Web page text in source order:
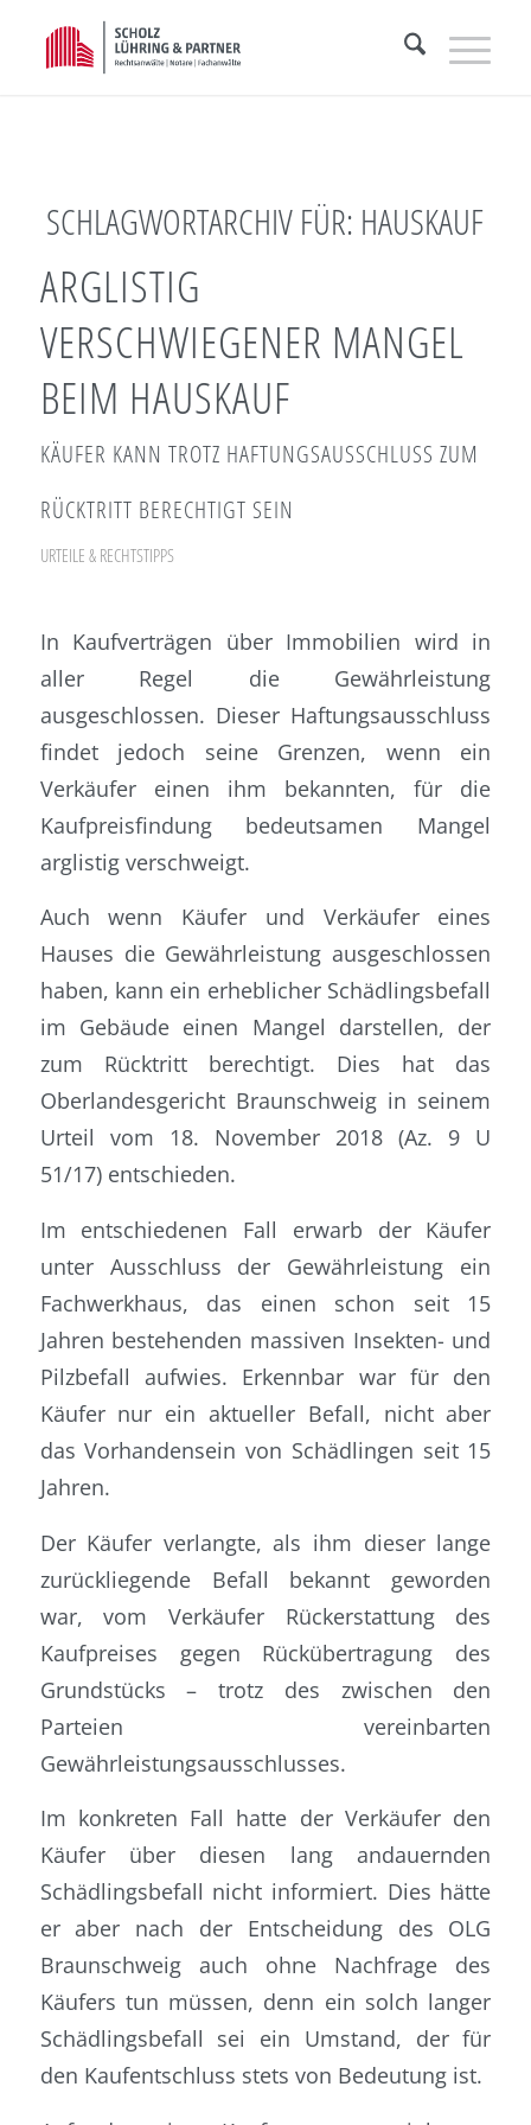
SCHLAGWORTARCHIV FÜR: HAUSKAUF
ARGLISTIG
VERSCHWIEGENER MANGEL
BEIM HAUSKAUF
KÄUFER KANN TROTZ HAFTUNGSAUSSCHLUSS ZUM
RÜCKTRITT BERECHTIGT SEIN
URTEILE & RECHTSTIPPS
In Kaufverträgen über Immobilien wird in
aller Regel die Gewährleistung
ausgeschlossen. Dieser Haftungsausschluss
findet jedoch seine Grenzen, wenn ein
Verkäufer einen ihm bekannten, für die
Kaufpreisfindung bedeutsamen Mangel
arglistig verschweigt.
Auch wenn Käufer und Verkäufer eines
Hauses die Gewährleistung ausgeschlossen
haben, kann ein erheblicher Schädlingsbefall
im Gebäude einen Mangel darstellen, der
zum Rücktritt berechtigt. Dies hat das
Oberlandesgericht Braunschweig in seinem
Urteil vom 18. November 2018 (Az. 9 U
51/17) entschieden.
Im entschiedenen Fall erwarb der Käufer
unter Ausschluss der Gewährleistung ein
Fachwerkhaus, das einen schon seit 15
Jahren bestehenden massiven Insekten- und
Pilzbefall aufwies. Erkennbar war für den
Käufer nur ein aktueller Befall, nicht aber
das Vorhandensein von Schädlingen seit 15
Jahren.
Der Käufer verlangte, als ihm dieser lange
zurückliegende Befall bekannt geworden
war, vom Verkäufer Rückerstattung des
Kaufpreises gegen Rückübertragung des
Grundstücks – trotz des zwischen den
Parteien vereinbarten
Gewährleistungsausschlusses.
Im konkreten Fall hatte der Verkäufer den
Käufer über diesen lang andauernden
Schädlingsbefall nicht informiert. Dies hätte
er aber nach der Entscheidung des OLG
Braunschweig auch ohne Nachfrage des
Käufers tun müssen, denn ein solch langer
Schädlingsbefall sei ein Umstand, der für
den Kaufentschluss stets von Bedeutung ist.